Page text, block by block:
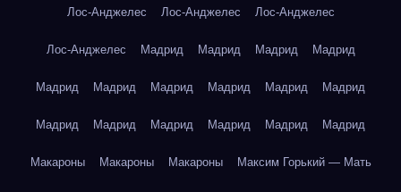
Лос-Анджелес Лос-Анджелес Лос-Анджелес
Лос-Анджелес Мадрид Мадрид Мадрид Мадрид
Мадрид Мадрид Мадрид Мадрид Мадрид Мадрид
Мадрид Мадрид Мадрид Мадрид Мадрид Мадрид
Макароны Макароны Макароны Максим Горький — Мать